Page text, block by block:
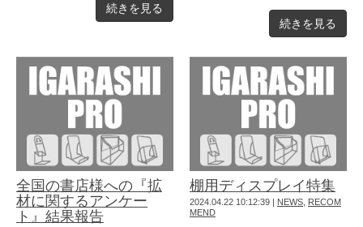
続きを見る
続きを見る
全国の書店様への『拡
材に関するアンケー
ト』結果報告
棚用ディスプレイ特集
2024.04.22 10:12:39 NEWS
RECOM
MEND